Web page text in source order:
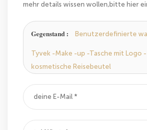
mehr details wissen wollen,bitte hier
können.
Gegenstand : Benutzerdefinierte
Tyvek -Make -up -Tasche mit Logo
kosmetische Reisebeutel